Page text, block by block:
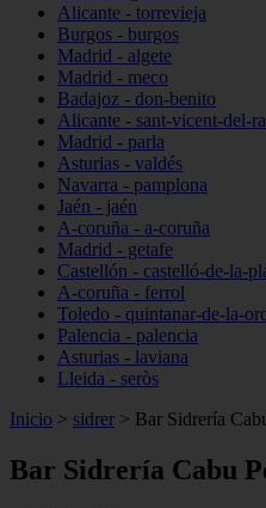
Alicante - torrevieja
Burgos - burgos
Madrid - algete
Madrid - meco
Badajoz - don-benito
Alicante - sant-vicent-del-
Madrid - parla
Asturias - valdés
Navarra - pamplona
Jaén - jaén
A-coruña - a-coruña
Madrid - getafe
Castellón - castelló-de-la-
A-coruña - ferrol
Toledo - quintanar-de-la-
Palencia - palencia
Asturias - laviana
Lleida - seròs
Inicio > sidrer > Bar Sidrería
Bar Sidrería Cabu